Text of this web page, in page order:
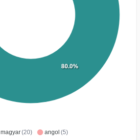
magyar(20) angol (5)
80.0%